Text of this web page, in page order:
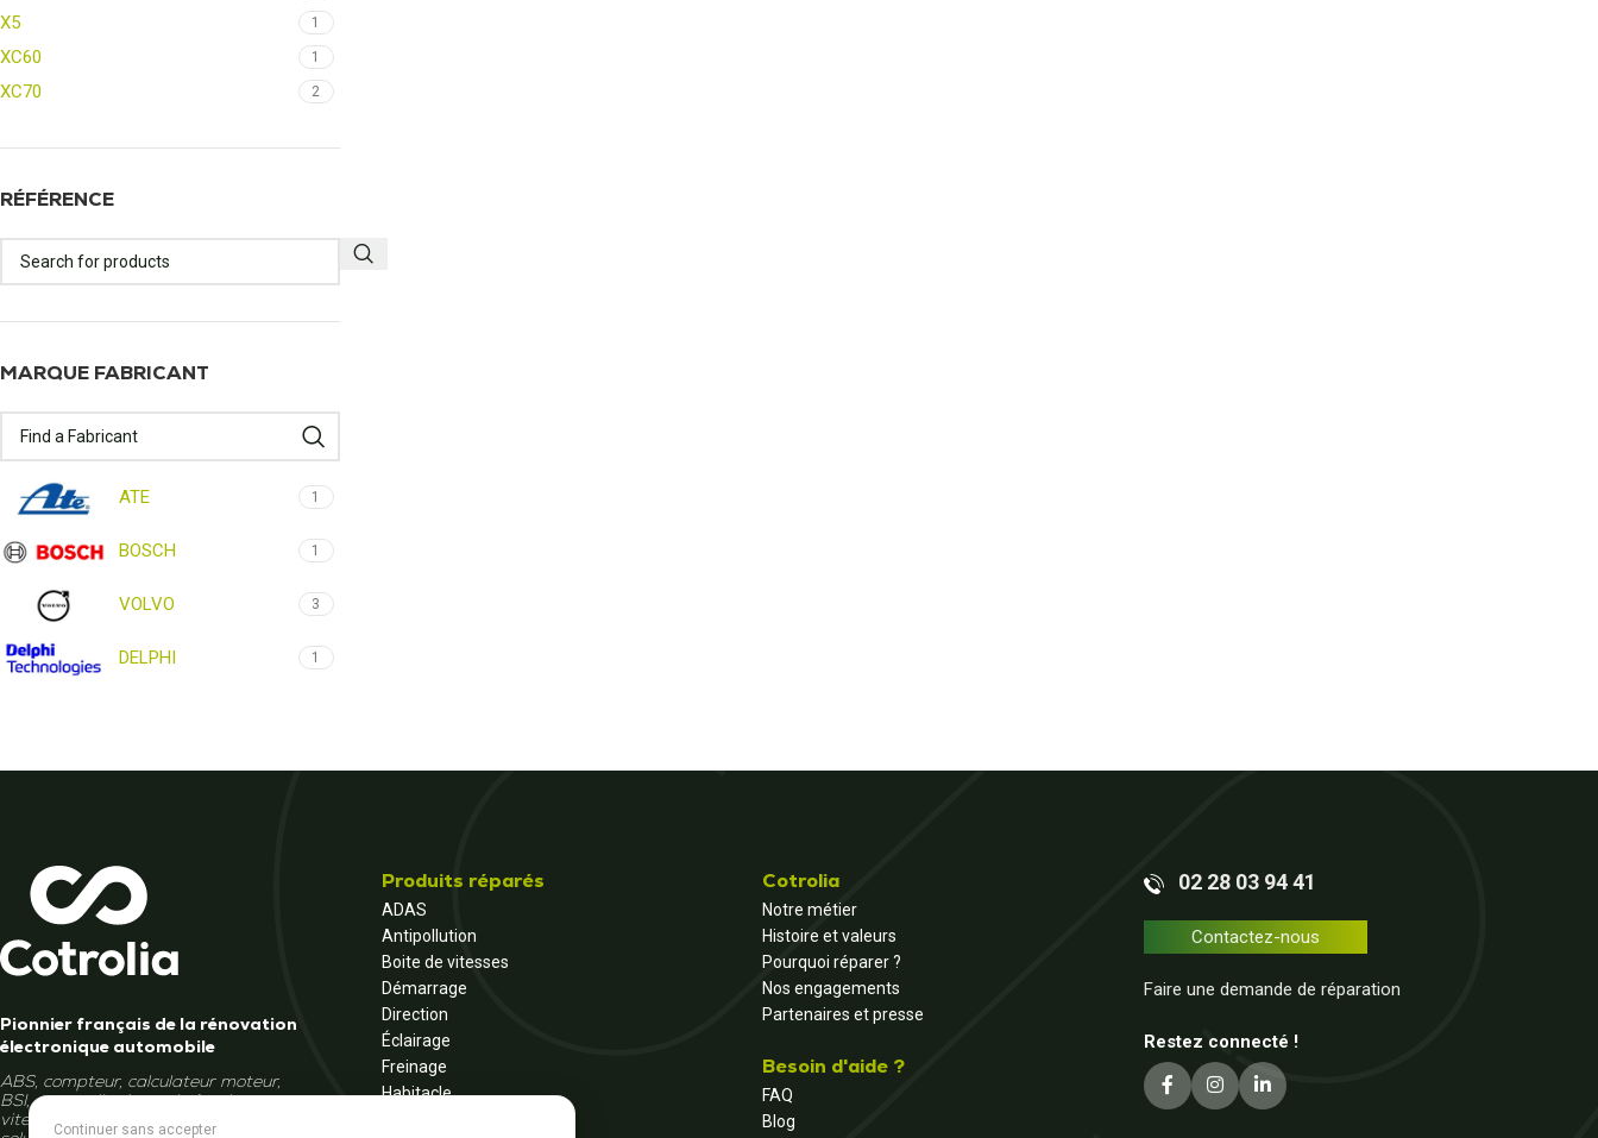
X5 1
XC60 1
XC70 2
RÉFÉRENCE
MARQUE FABRICANT
ATE 1
BOSCH 1
VOLVO 3
DELPHI 1
Pionnier français de la rénovation
électronique automobile
ABS, compteur, calculateur moteur,
BSI, autoradio, écran, boîte de
vitesses... Et si la réparation était la
Produits réparés
ADAS
Antipollution
Boite de vitesses
Démarrage
Direction
Éclairage
Freinage
Habitacle
Cotrolia
Notre métier
Histoire et valeurs
Pourquoi réparer ?
Nos engagements
Partenaires et presse
Besoin d'aide ?
FAQ
Blog
02 28 03 94 41
Contactez-nous
Faire une demande de réparation
Restez connecté !
Continuer sans accepter